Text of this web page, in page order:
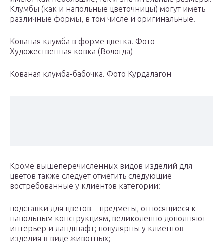
Клумбы (как и напольные цветочницы) могут иметь
различные формы, в том числе и оригинальные.
Кованая клумба в форме цветка. Фото
Художественная ковка (Вологда)
Кованая клумба-бабочка. Фото Курдалагон
Кроме вышеперечисленных видов изделий для
цветов также следует отметить следующие
востребованные у клиентов категории:
подставки для цветов – предметы, относящиеся к
напольным конструкциям, великолепно дополняют
интерьер и ландшафт; популярны у клиентов
изделия в виде животных;